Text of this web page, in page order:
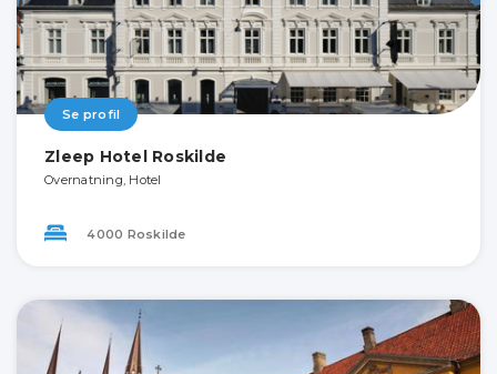
Se profil
Zleep Hotel Roskilde
Overnatning, Hotel
4000 Roskilde